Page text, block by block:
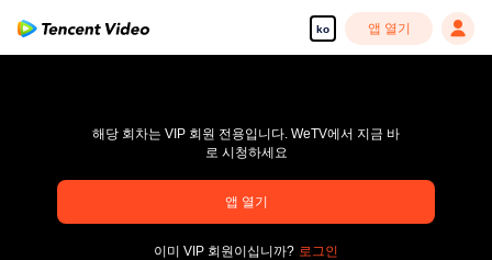
ko 앱 열기
pay limit
오류 코드: 70013083.-1-2b3d775858b912e8ca10a84555adb281
해당 회차는 VIP 회원 전용입니다. WeTV에서 지금 바
로 시청하세요
앱 열기
이미 VIP 회원이십니까? 로그인